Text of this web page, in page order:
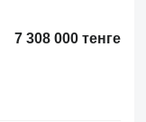
7 308 000 тенге